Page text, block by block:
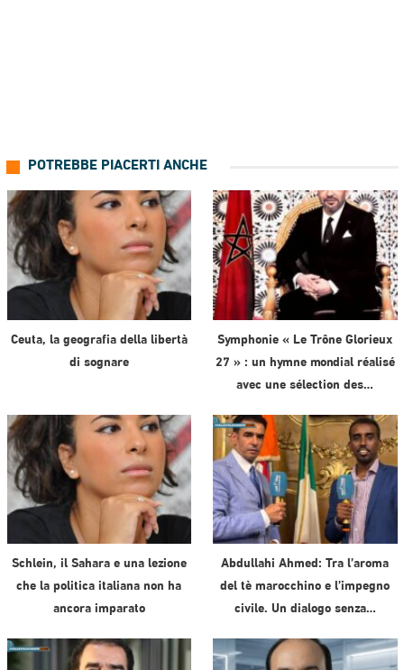
POTREBBE PIACERTI ANCHE
Ceuta, la geografia della libertà
di sognare
Symphonie « Le Trône Glorieux
27 » : un hymne mondial réalisé
avec une sélection des…
Schlein, il Sahara e una lezione
che la politica italiana non ha
ancora imparato
Abdullahi Ahmed: Tra l’aroma
del tè marocchino e l’impegno
civile. Un dialogo senza…